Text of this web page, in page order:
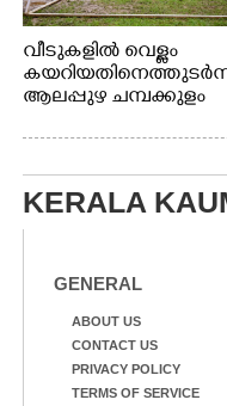
വീടുകളിൽ വെള്ളം
ആലപ്പുഴ ചമ്പക്കുളം
പോരൂക്കര സെൻട്രൽ
ക്യാമ്പിലെത്തിയവർ
വസ്ത്രങ്ങൾ
ഉണക്കാനിട്ടിരിക്കുന്ന
ഫുട്ബോൾ കളികളിൽ
കുട്ടികൾ
KERALA
GENERAL
ABOUT US
CONTACT US
PRIVACY POLICY
TERMS OF SERVICE